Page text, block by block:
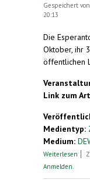
Gespeichert von
20:13
Die
Oktober, ihr
öffentlichen
Link zum
Medientyp:
Medium:
Weiterlesen
Anmelden